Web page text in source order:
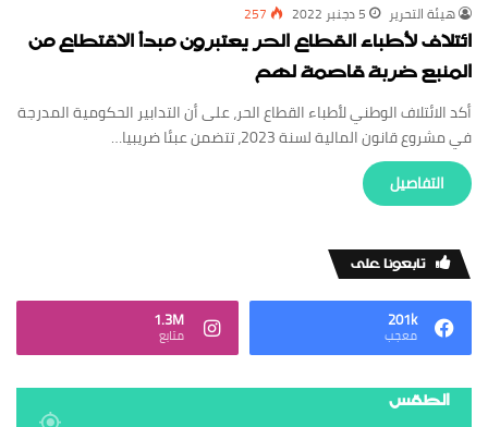
‏هيئة ‏التحرير 5 دجنبر 2022 257
ائتلاف لأطباء القطاع الحر يعتبرون مبدأ الاقتطاع من
المنبع ضربة قاصمة لهم
أكد الائتلاف الوطني لأطباء القطاع الحر، على أن التدابير الحكومية المدرجة
في مشروع قانون المالية لسنة 2023، تتضمن عبئا ضريبيا…
‏التفاصيل
‏تابعونا على
201k
‏معجب
1.3M
‏متابع
الطقس